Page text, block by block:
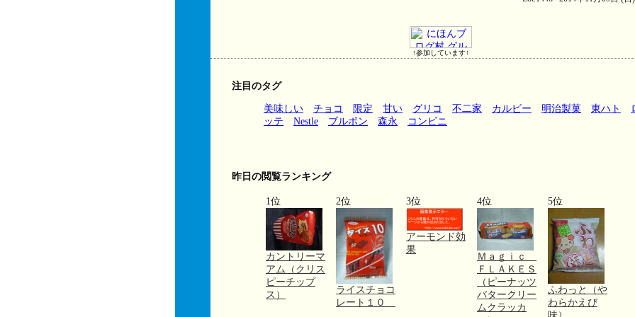
↑参加しています↑
注目のタグ
美味しい チョコ 限定 甘い グリコ 不二家 カルビー 明治製菓 東ハト
ッテ
Nestle ブルボン 森永 コンビニ
昨日の閲覧ランキング
1位
カントリーマ
アム（クリス
ピーチップ
ス）
2位
ライスチョコ
レート１０
3位
アーモンド効
果
4位
Ｍａｇｉｃ
ＦＬＡＫＥＳ
（ピーナッツ
バタークリー
ムクラッカ
5位
ふわっと（や
わらかえび